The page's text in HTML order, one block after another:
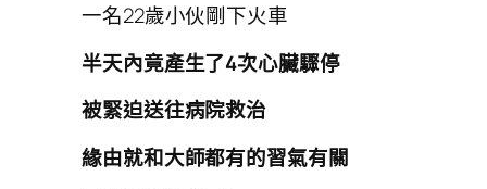
一名22歲小伙剛下火車
半天內竟產生了4次心臟驟停
被緊迫送往病院救治
緣由就和大師都有的習氣有關